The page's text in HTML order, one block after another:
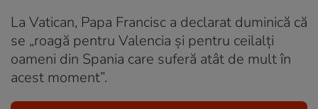
La Vatican, Papa Francisc a declarat duminică că
se „roagă pentru Valencia şi pentru ceilalţi
oameni din Spania care suferă atât de mult în
acest moment”.